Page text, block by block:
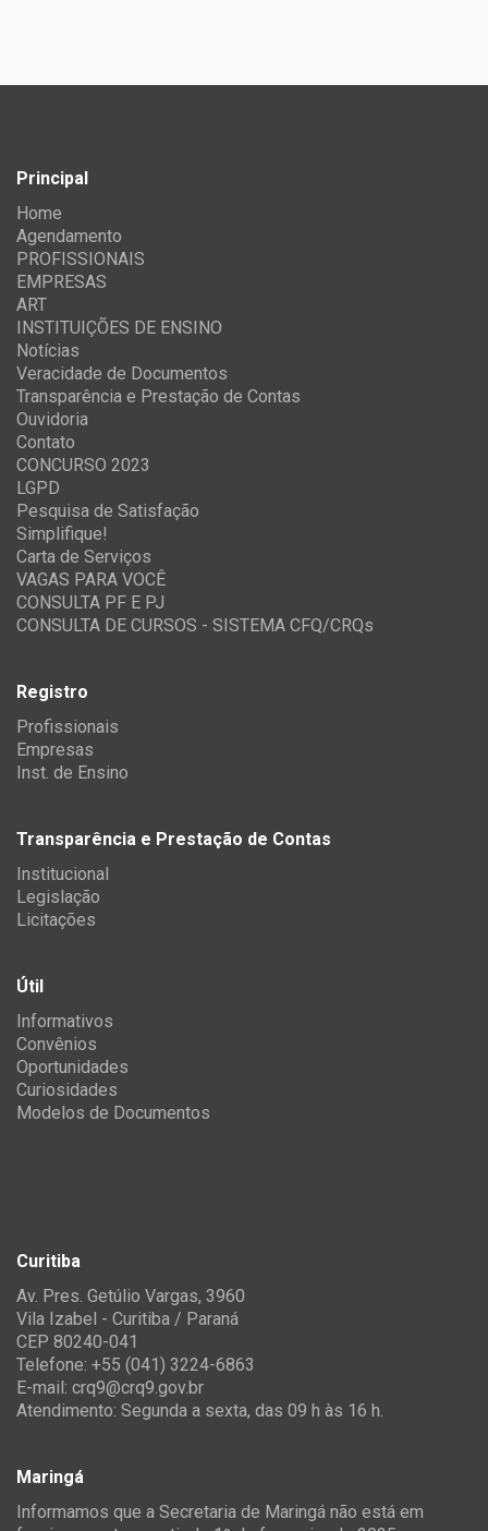
Principal
Home
Agendamento
PROFISSIONAIS
EMPRESAS
ART
INSTITUIÇÕES DE ENSINO
Notícias
Veracidade de Documentos
Transparência e Prestação de Contas
Ouvidoria
Contato
CONCURSO 2023
LGPD
Pesquisa de Satisfação
Simplifique!
Carta de Serviços
VAGAS PARA VOCÊ
CONSULTA PF E PJ
CONSULTA DE CURSOS - SISTEMA CFQ/CRQs
Registro
Profissionais
Empresas
Inst. de Ensino
Transparência e Prestação de Contas
Institucional
Legislação
Licitações
Útil
Informativos
Convênios
Oportunidades
Curiosidades
Modelos de Documentos
Curitiba
Av. Pres. Getúlio Vargas, 3960
Vila Izabel - Curitiba / Paraná
CEP 80240-041
Telefone: +55 (041) 3224-6863
E-mail: crq9@crq9.gov.br
Atendimento: Segunda a sexta, das 09 h às 16 h.
Maringá
Informamos que a Secretaria de Maringá não está em